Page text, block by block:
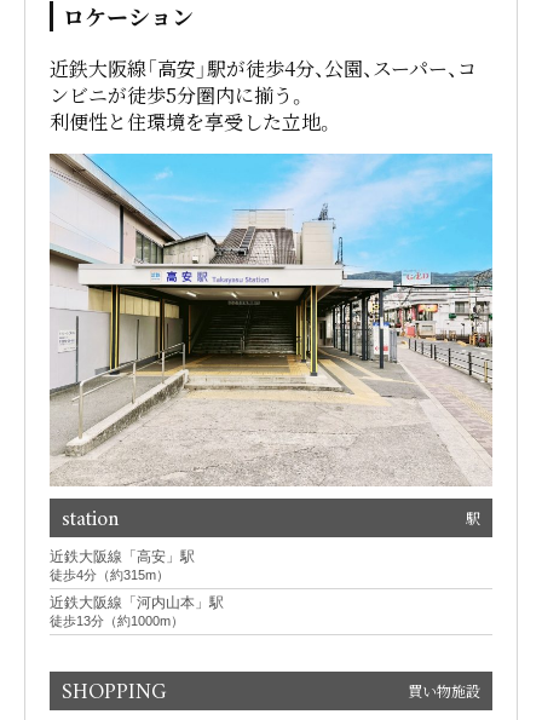
ロケーション
近鉄大阪線「高安」駅が徒歩4分、公園、スーパー、コ
ンビニが徒歩5分圏内に揃う。
利便性と住環境を享受した立地。
station 駅
近鉄大阪線「高安」駅
徒歩4分（約315m）
近鉄大阪線「河内山本」駅
徒歩13分（約1000m）
SHOPPING 買い物施設